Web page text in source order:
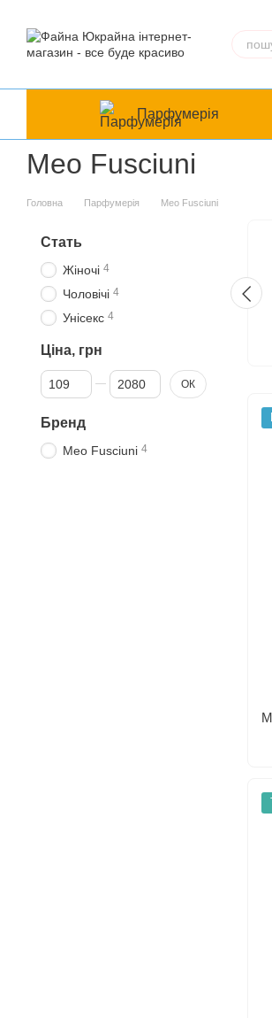
Парфумерія
Meo Fusciuni
Головна Парфумерія Meo Fusciuni
Стать
Жіночі 4
Чоловічі 4
Унісекс 4
Ціна, грн
Від Ціна, грн
До Ціна, грн ОК
Бренд
Meo Fusciuni 4